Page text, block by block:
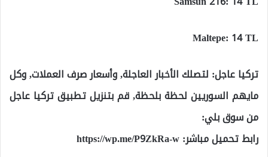
Maltepe: 14 TL
تركيا عاجل: لتصلك الأخبار العاجلة, وأسعار صرف العملات, وكل
مايهم السوريين لحظة بلحظة, قم بتنزيل تطبيق تركيا عاجل
من سوق بلي:
رابط تحميل مباشر:https://wp.me/P9ZkRa-w